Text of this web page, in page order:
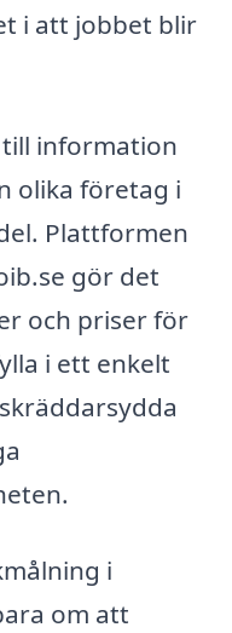
i att jobbet blir
information
olika företag i
Plattformen
gör det
och priser för
i ett enkelt
i
om att